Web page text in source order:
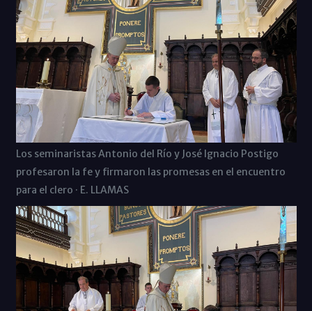
Los seminaristas Antonio del Río y José Ignacio Postigo
profesaron la fe y firmaron las promesas en el encuentro
para el clero · E. LLAMAS